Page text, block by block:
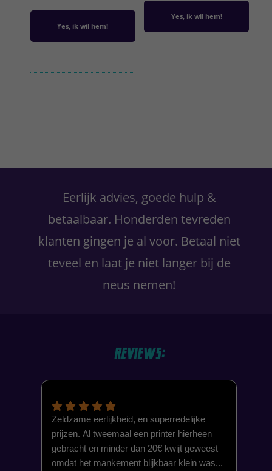
Yes, ik wil hem!
Yes, ik wil hem!
Primaire
Eerlijk advies, goede hulp &
betaalbaar. Honderden tevreden
klanten gingen je al voor. Betaal niet
teveel en laat je niet langer bij de
neus nemen!
Reviews:
Zeldzame eerlijkheid, en superredelijke
prijzen. Al tweemaal een printer hierheen
gebracht en minder dan 20€ kwijt geweest
omdat het mankement blijkbaar klein was...